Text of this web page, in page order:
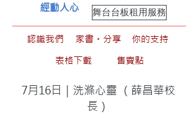
舞台台板租用服務
經動人心
認識我們 家書。分享
你的支持
表格下載
售賣點
7月16日｜洗滌心靈 （薛昌華校
長）